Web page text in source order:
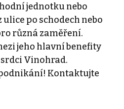
jednotku nebo
ulice po schodech nebo
různá zaměření.
jeho hlavní benefity
Vinohrad.
Kontaktujte